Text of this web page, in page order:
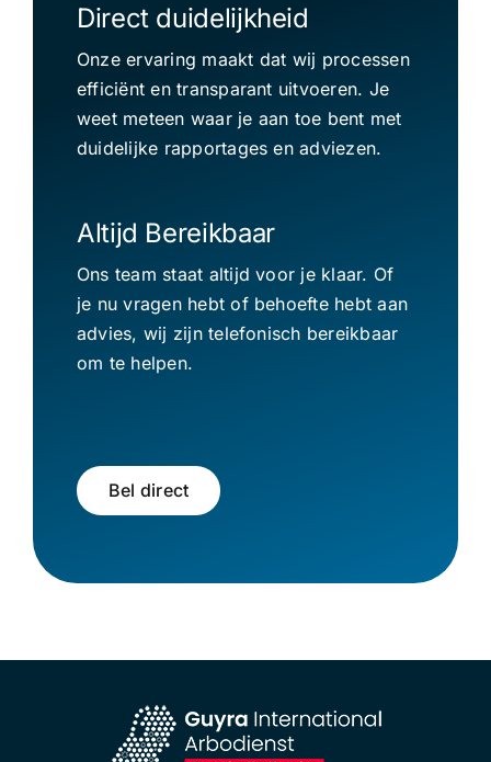
Direct duidelijkheid
Onze ervaring maakt dat wij processen
efficiënt en transparant uitvoeren. Je
weet meteen waar je aan toe bent met
duidelijke rapportages en adviezen.
Altijd Bereikbaar
Ons team staat altijd voor je klaar. Of
je nu vragen hebt of behoefte hebt aan
advies, wij zijn telefonisch bereikbaar
om te helpen.
Bel direct